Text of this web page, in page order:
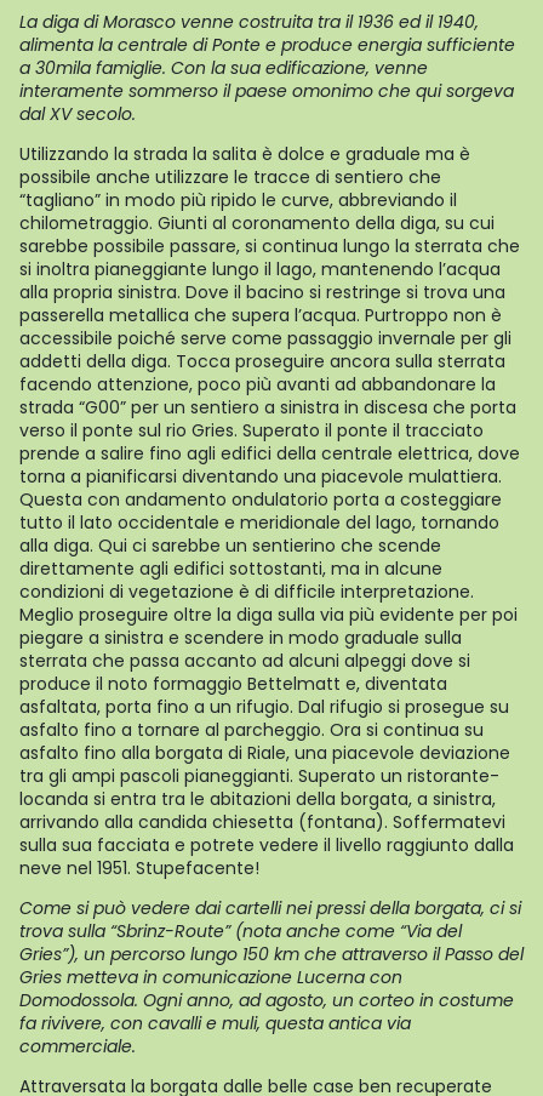
La diga di Morasco venne costruita tra il 1936 ed il 1940,
alimenta la centrale di Ponte e produce energia sufficiente
a 30mila famiglie. Con la sua edificazione, venne
interamente sommerso il paese omonimo che qui sorgeva
dal XV secolo.
Utilizzando la strada la salita è dolce e graduale ma è
possibile anche utilizzare le tracce di sentiero che
“tagliano” in modo più ripido le curve, abbreviando il
chilometraggio. Giunti al coronamento della diga, su cui
sarebbe possibile passare, si continua lungo la sterrata che
si inoltra pianeggiante lungo il lago, mantenendo l’acqua
alla propria sinistra. Dove il bacino si restringe si trova una
passerella metallica che supera l’acqua. Purtroppo non è
accessibile poiché serve come passaggio invernale per gli
addetti della diga. Tocca proseguire ancora sulla sterrata
facendo attenzione, poco più avanti ad abbandonare la
strada “G00” per un sentiero a sinistra in discesa che porta
verso il ponte sul rio Gries. Superato il ponte il tracciato
prende a salire fino agli edifici della centrale elettrica, dove
torna a pianificarsi diventando una piacevole mulattiera.
Questa con andamento ondulatorio porta a costeggiare
tutto il lato occidentale e meridionale del lago, tornando
alla diga. Qui ci sarebbe un sentierino che scende
direttamente agli edifici sottostanti, ma in alcune
condizioni di vegetazione è di difficile interpretazione.
Meglio proseguire oltre la diga sulla via più evidente per poi
piegare a sinistra e scendere in modo graduale sulla
sterrata che passa accanto ad alcuni alpeggi dove si
produce il noto formaggio Bettelmatt e, diventata
asfaltata, porta fino a un rifugio. Dal rifugio si prosegue su
asfalto fino a tornare al parcheggio. Ora si continua su
asfalto fino alla borgata di Riale, una piacevole deviazione
tra gli ampi pascoli pianeggianti. Superato un ristorante-
locanda si entra tra le abitazioni della borgata, a sinistra,
arrivando alla candida chiesetta (fontana). Soffermatevi
sulla sua facciata e potrete vedere il livello raggiunto dalla
neve nel 1951. Stupefacente!
Come si può vedere dai cartelli nei pressi della borgata, ci si
trova sulla “Sbrinz-Route” (nota anche come “Via del
Gries”), un percorso lungo 150 km che attraverso il Passo del
Gries metteva in comunicazione Lucerna con
Domodossola. Ogni anno, ad agosto, un corteo in costume
fa rivivere, con cavalli e muli, questa antica via
commerciale.
Attraversata la borgata dalle belle case ben recuperate